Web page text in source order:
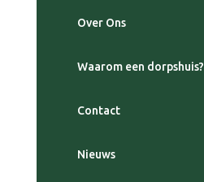
Over Ons
Waarom een dorpshuis?
Contact
Nieuws